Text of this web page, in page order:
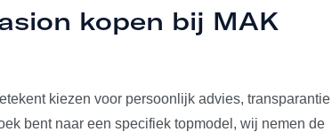
kopen bij MAK
kiezen voor persoonlijk advies, transparantie
bent naar een specifiek topmodel, wij nemen de